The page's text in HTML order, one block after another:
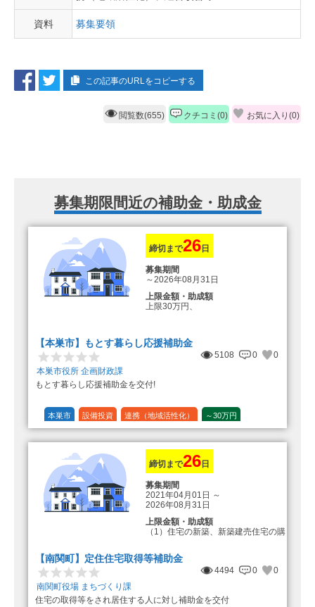
資料 募集要領
この記事のURLをコピーする
閲覧数(655) クチコミ(0) お気に入り(0)
募集期限間近の補助金・助成金
締切まで26 日
募集期間
～2026年08月31日
上限金額・助成額
上限30万円、
【本巣市】もとす暮らし応援補助金
5108 0
0
本巣市役所 企画財政課
もとす暮らし応援補助金を交付!
本巣市 設備投資 連携（地域活性化） ～30万円
締切まで26 日
募集期間
2021年04月01日 ～
2026年08月31日
上限金額・助成額
（1）住宅の新築、新築建売住宅の購
登録事業者利用の場合25万円加
算（50万円＋25万円加算＝75万円）
算（25万円＋25万円加算＝50万円）
【南関町】定住住宅取得等補助金
4494 0
0
南関町役場 まちづくり課
住宅の取得等をされ居住する人に対し補助金を交付